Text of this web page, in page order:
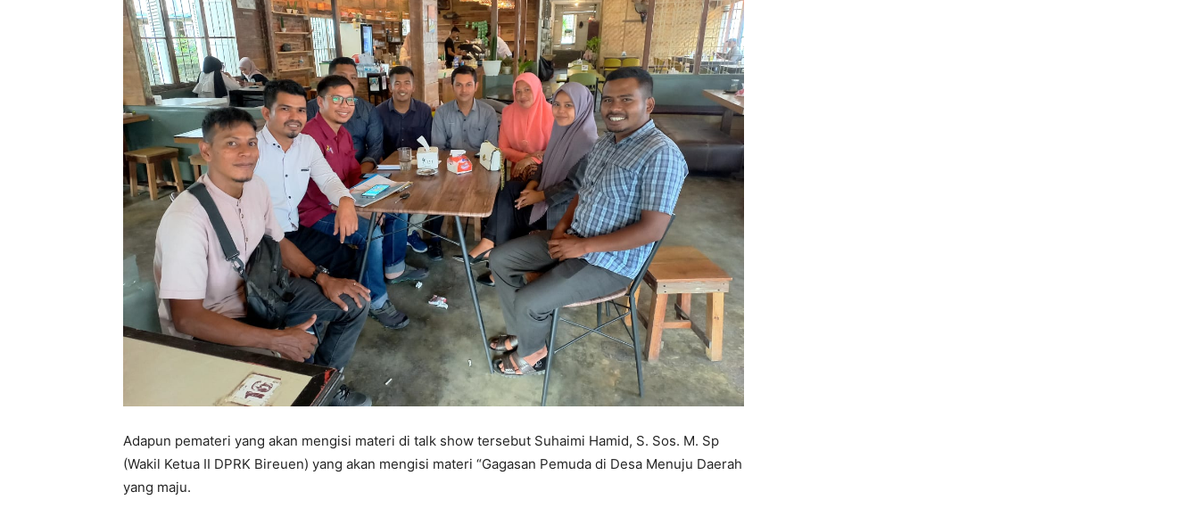
Adapun pemateri yang akan mengisi materi di talk show tersebut Suhaimi Hamid, S. Sos. M. Sp
(Wakil Ketua II DPRK Bireuen) yang akan mengisi materi “Gagasan Pemuda di Desa Menuju Daerah
yang maju.